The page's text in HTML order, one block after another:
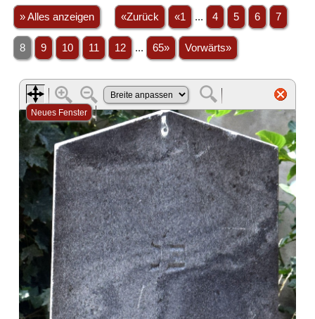
» Alles anzeigen «Zurück «1 ... 4 5 6 7
8 9 10 11 12 ... 65» Vorwärts»